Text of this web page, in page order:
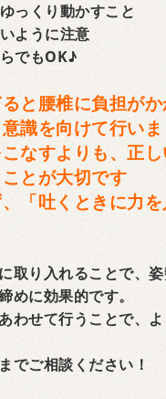
っくり動かすこと
ように注意
でもOK♪
と腰椎に負担がか
識を向けて行いま
なすよりも、正
とが大切です
「吐くときに力
取り入れることで、
めに効果的です。
わせて行うことで、
でご相談ください！